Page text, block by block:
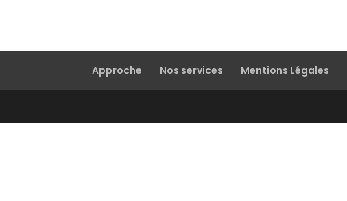
Approche Nos services Mentions Légales